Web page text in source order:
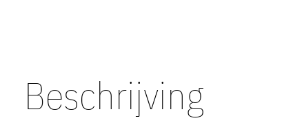
Beschrijving